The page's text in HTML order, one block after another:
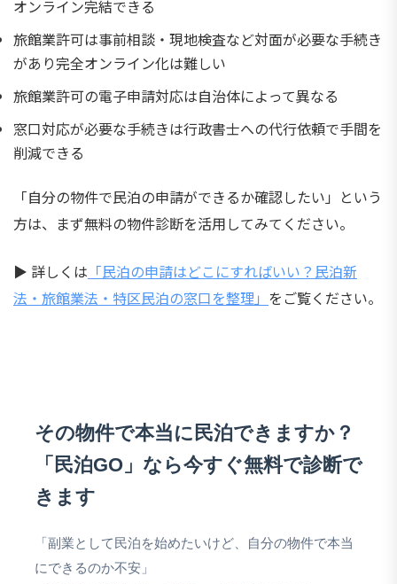
オンライン完結できる
旅館業許可は事前相談・現地検査など対面が必要な手続き
があり完全オンライン化は難しい
旅館業許可の電子申請対応は自治体によって異なる
窓口対応が必要な手続きは行政書士への代行依頼で手間を
削減できる
「自分の物件で民泊の申請ができるか確認したい」という
方は、まず無料の物件診断を活用してみてください。
▶ 詳しくは 「民泊の申請はどこにすればいい？民泊新
法・旅館業法・特区民泊の窓口を整理」 をご覧ください。
その物件で本当に民泊できますか？
「民泊GO」なら今すぐ無料で診断で
きます
「副業として民泊を始めたいけど、自分の物件で本当
にできるのか不安」